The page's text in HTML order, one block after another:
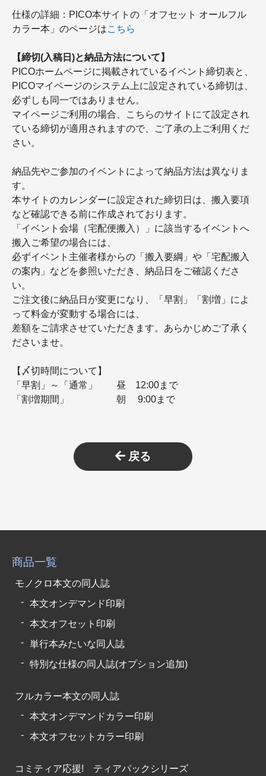
仕様の詳細：PICO本サイトの「オフセット オールフル
カラー本」のページはこちら
【締切(入稿日)と納品方法について】
PICOホームページに掲載されているイベント締切表と、
PICOマイページのシステム上に設定されている締切は、
必ずしも同一ではありません。
マイページご利用の場合、こちらのサイトにて設定され
ている締切が適用されますので、ご了承の上ご利用くだ
さい。
納品先やご参加のイベントによって納品方法は異なりま
す。
本サイトのカレンダーに設定された締切日は、搬入要項
など確認できる前に作成されております。
「イベント会場（宅配便搬入）」に該当するイベントへ
搬入ご希望の場合には、
必ずイベント主催者様からの「搬入要綱」や「宅配搬入
の案内」などを参照いただき、納品日をご確認くださ
い。
ご注文後に納品日が変更になり、「早割」「割増」によ
って料金が変動する場合には、
差額をご請求させていただきます。あらかじめご了承く
ださいませ。
【〆切時間について】
「早割」～「通常」 昼 12:00まで
「割増期間」 朝 9:00まで
戻る
商品一覧
モノクロ本文の同人誌
本文オンデマンド印刷
本文オフセット印刷
単行本みたいな同人誌
特別な仕様の同人誌(オプション追加)
フルカラー本文の同人誌
本文オンデマンドカラー印刷
本文オフセットカラー印刷
コミティア応援! ティアパックシリーズ